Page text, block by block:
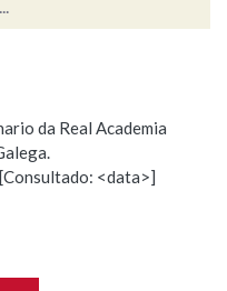
da Real Academia
<data>]